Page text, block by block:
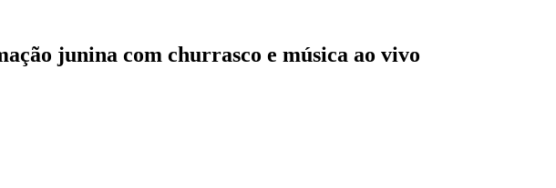
junina com churrasco e música ao vivo